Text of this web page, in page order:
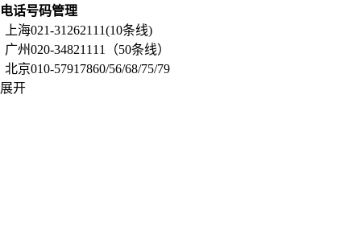
电话号码管理
上海021-31262111(10条线)
广州020-34821111（50条线）
北京010-57917860/56/68/75/79
展开